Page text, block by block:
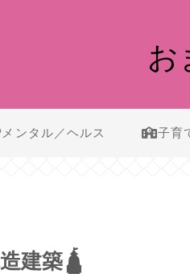
お
メンタル／ヘルス 子育
建築🛕